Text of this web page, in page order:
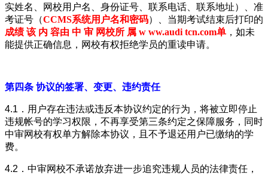
实姓名、网校用户名、身份证号、联系电话、联系地址）、准
考证号（CCMS系统用户名和密码）、当期考试结束后打印的
成绩该 内 容由 中 审 网校所 属 w ww.audi tcn.com单 ，如未
能提供正确信息，网校有权拒绝学员的重读申请。
第四条 协议的签署、变更、违约责任
4.1． 用户存在违法或违反本协议约定的行为，将被立即停止
违规帐号的学习权限，不再享受第三条约定之保障服务，同时
中审网校有权单方解除本协议，且不予退还用户已缴纳的学
费。
4.2． 中审网校不承诺放弃进一步追究违规人员的法律责任，